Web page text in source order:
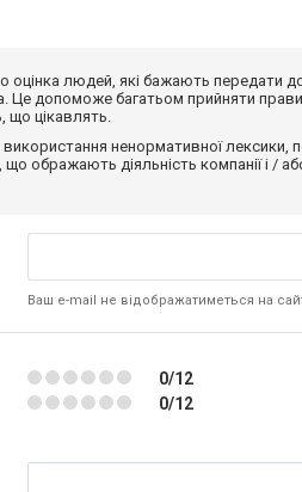
оцінка людей, які бажають
Це допоможе багатьом прийняти
що цікавлять.
використання ненормативної лексики,
що ображають діяльність компанії і /
Ваш e-mail не відображатиметься на
0/12
0/12